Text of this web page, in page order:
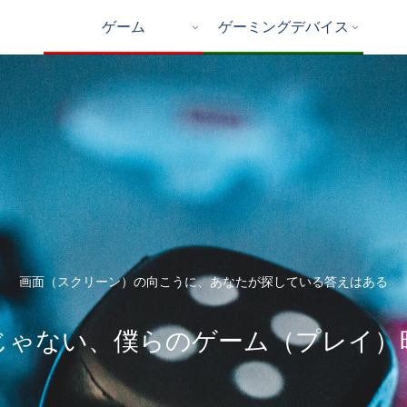
画面（スクリーン）の向こうに、あなたが探している答えはある
ゃない、僕らのゲーム（プレイ）
ゲーム ゲーミングデバイス